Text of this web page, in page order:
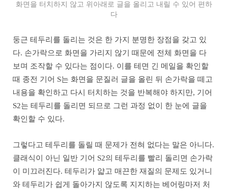
화면을 터치하지 않고 위아래로 글을 올리고 내릴 수 있어 편하
다
둥근 테두리를 돌리는 것은 한 가지 분명한 장점을 갖고 있
다. 손가락으로 화면을 가리지 않기 때문에 전체 화면을 다
보며 조작할 수 있다는 점이다. 이를 테면 긴 메일을 확인할
때 종전 기어 S는 화면을 문질러 글을 올린 뒤 손가락을 떼고
내용을 확인하고 다시 터치하는 것을 반복해야 하지만, 기어
S2는 테두리를 돌리면 되므로 그런 과정 없이 한 눈에 글을
확인할 수 있다.
그렇다고 테두리를 돌릴 때 문제가 전혀 없다는 말은 아니다.
클래식이 아닌 일반 기어 S2의 테두리를 빨리 돌리면 손가락
이 미끄러진다. 테두리가 얇고 매끈한 재질의 문제도 있거니
와 테두리가 쉽게 돌아가지 않도록 지지하는 베어링마저 처